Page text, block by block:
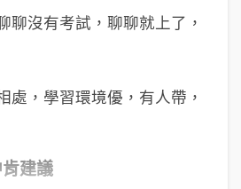
聊沒有考試，聊聊就上了，
處，學習環境優，有人帶，
建議